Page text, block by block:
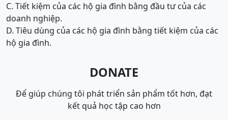
C. Tiết kiệm của các hộ gia đình bằng đầu tư của các
doanh nghiệp.
D. Tiêu dùng của các hộ gia đình bằng tiết kiệm của các
hộ gia đình.
DONATE
Để giúp chúng tôi phát triển sản phẩm tốt hơn, đạt
kết quả học tập cao hơn